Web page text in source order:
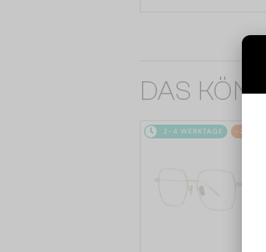
DAS
2-4 WERKTAGE -20%